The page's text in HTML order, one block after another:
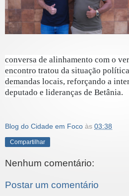
conversa de alinhamento com o
encontro tratou da situação
demandas locais, reforçando a
deputado e lideranças de Betânia.
Blog do Cidade em Foco às 03:38
Compartilhar
Nenhum comentário:
Postar um comentário